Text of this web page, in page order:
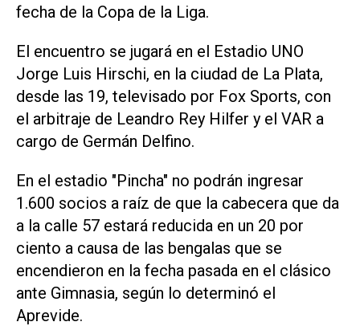
fecha de la Copa de la Liga.
El encuentro se jugará en el Estadio UNO
Jorge Luis Hirschi, en la ciudad de La Plata,
desde las 19, televisado por Fox Sports, con
el arbitraje de Leandro Rey Hilfer y el VAR a
cargo de Germán Delfino.
En el estadio "Pincha" no podrán ingresar
1.600 socios a raíz de que la cabecera que da
a la calle 57 estará reducida en un 20 por
ciento a causa de las bengalas que se
encendieron en la fecha pasada en el clásico
ante Gimnasia, según lo determinó el
Aprevide.